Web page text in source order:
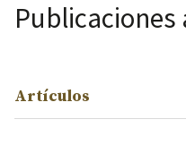
Publicaciones
Artículos